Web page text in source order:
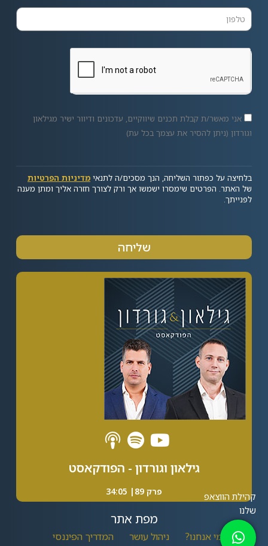
אני מאשר/ת קבלת תכנים שיווקיים, עדכונים ודיוור ישיר מגילאון
וגורדון (ניתן להסיר את עצמך בכל עת)
בלחיצה על כפתור השליחה, הנך מסכים/ה לתנאי מדיניות הפרטיות
של האתר. הפרטים שימסרו ישמשו אך ורק לצורך חזרה אליך ומתן מענה
לפנייתך.
שליחה
גילאון וגורדון - הפודקאסט
פרק 89| 34:05
מפת אתר
מי אנחנו? ניהול עושר המדריך הפיננסי